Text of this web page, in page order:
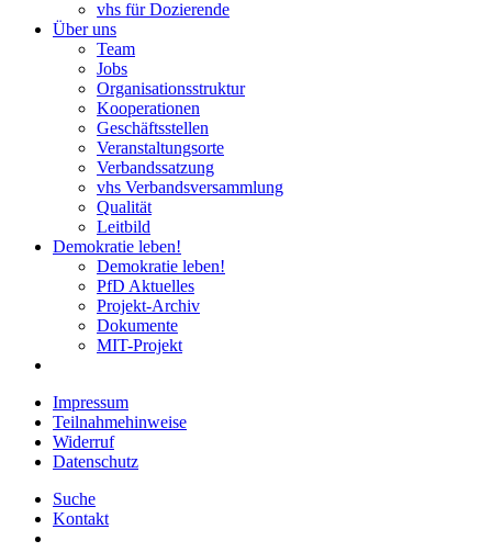
vhs für Dozierende
Über uns
Team
Jobs
Organisationsstruktur
Kooperationen
Geschäftsstellen
Veranstaltungsorte
Verbandssatzung
vhs Verbandsversammlung
Qualität
Leitbild
Demokratie leben!
Demokratie leben!
PfD Aktuelles
Projekt-Archiv
Dokumente
MIT-Projekt
Impressum
Teilnahmehinweise
Widerruf
Datenschutz
Suche
Kontakt